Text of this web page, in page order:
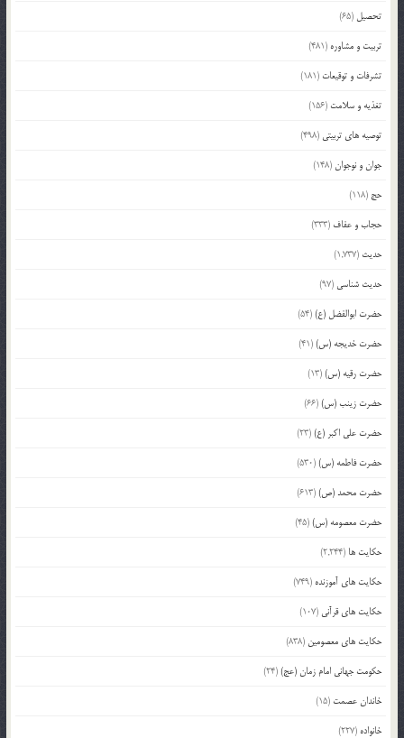
تحصیل (65)
تربیت و مشاوره (481)
تشرفات و توقیعات (181)
تغذیه و سلامت (156)
توصیه های تربیتی (498)
جوان و نوجوان(148)
حج (118)
حجاب و عفاف (333)
حدیث (1,737)
حدیث شناسی (97)
حضرت ابوالفضل (ع)(54)
حضرت خدیجه (س)(41)
حضرت رقیه (س)(13)
حضرت زینب (س)(66)
حضرت علی اکبر (ع)(23)
حضرت فاطمه (س)(530)
حضرت محمد (ص)(613)
حضرت معصومه (س)(45)
حکایت ها (2,244)
حکایت های آموزنده (749)
حکایت های قرآنی (107)
حکایت های معصومین (838)
حکومت جهانی امام زمان (عج)(24)
خاندان عصمت (15)
خانواده (227)